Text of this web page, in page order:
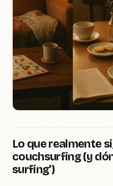
Lo que realmente
couchsurfing (y
surfing’)